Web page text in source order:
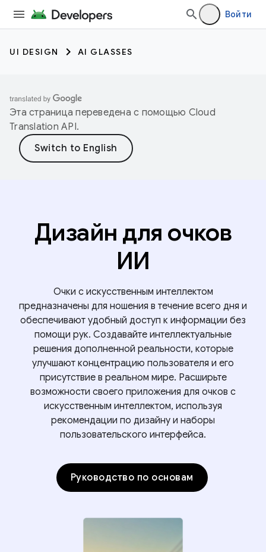
Войти
UI DESIGN AI GLASSES
Эта страница переведена с помощью Cloud
Translation API.
Дизайн для очков
ИИ
Очки с искусственным интеллектом
предназначены для ношения в течение всего дня и
обеспечивают удобный доступ к информации без
помощи рук. Создавайте интеллектуальные
решения дополненной реальности, которые
улучшают концентрацию пользователя и его
присутствие в реальном мире. Расширьте
возможности своего приложения для очков с
искусственным интеллектом, используя
рекомендации по дизайну и наборы
пользовательского интерфейса.
Руководство по основам